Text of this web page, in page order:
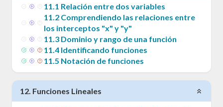
11.1 Relación entre dos variables
11.2 Comprendiendo las relaciones entre
los interceptos "x" y "y"
11.3 Dominio y rango de una función
11.4 Identificando funciones
11.5 Notación de funciones
12. Funciones Lineales